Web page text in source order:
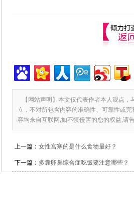
【网站声明】本文仅代表作者本人观点，
立，不对所包含内容的准确性、可靠性或
容均来自互联网,如不慎侵害的您的权益,请
上一篇： 女性宫寒的是什么食物最好？
下一篇： 多囊卵巢综合症吃饭要注意哪些？